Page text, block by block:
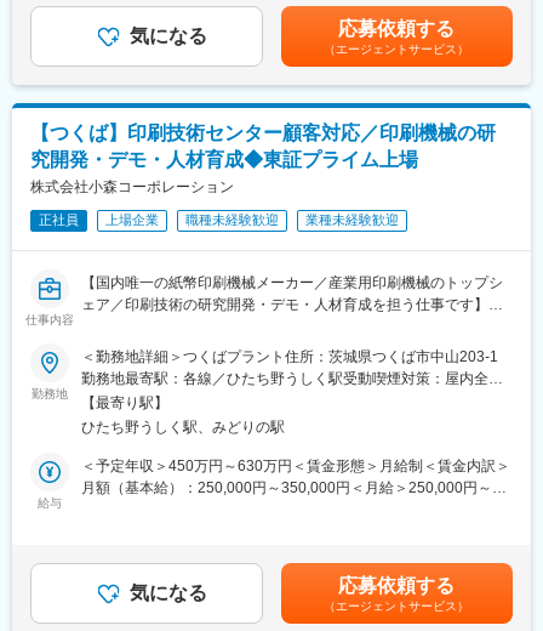
機械の稼働停止原因の見極め
・PLCモニター
■組織：
配属予定部署は証印サービス部 証印サービス課で、計10名が在籍
しています。
■働き方・環境：
・残業平均10～30時間（全社平均値）
・お客様対応のため、休日出勤や最大3週間程度の海外出張が発生
する可能性があります。
・ご入社後は、OJT研修を中心に実務経験を積んでいただきま
す。将来的には証券印刷機械の電気系責任者候補としてご活躍い
ただけるよう育成を予定しています。
・KOMORIは産業用印刷機械メーカーとして、書籍・広告・パッ
ケージなど身の回りのさまざまな印刷物を生み出しています。ま
・近年のキャッシュレス化やペーパーレス化といった社会的背景
を受け、デジタル印刷（DPS）事業およびPE（プリンテッド・エ
レクトロニクス）事業に注力しています。短納期・小ロットなど
目安の金額であり、選考を通じて上下する可能性があります。月
給(月額)は固定手当を含めた表記です。
気になる 応募依頼する
（エージェントサービス）
【つくば】印刷技術センター顧客対応／印刷機械の研
究開発・デモ・人材育成◆東証プライム上場
株式会社小森コーポレーション
正社員 上場企業 職種未経験歓迎 業種未経験歓迎
仕事内容
【国内唯一の紙幣印刷機械メーカー／産業用印刷機械のトップシ
ェア／印刷技術の研究開発・デモ・人材育成を担う仕事です】
■業務概要
当社の印刷技術センター（KGC）にて、印刷技術の研究開発、顧
客向けデモンストレーション、印刷オペレーターの人材育成を担
当いただきます。業界トップクラスの技術を扱う中核機関で、業
界全体の技術発展や顧客満足度向上に貢献する業務です。
■業務詳細
・印刷機械のデモンストレーション：最新設備を活用し、商談や
展示会での実演を通じて製品やサービスの魅力を発信、販売促進
勤務地
＜勤務地詳細＞つくばプラント住所：茨城県つくば市中山203-1
勤務地最寄駅：各線／ひたち野うしく駅受動喫煙対策：屋内全面
禁煙
【最寄り駅】
ひたち野うしく駅、みどりの駅
給与
＜予定年収＞450万円～630万円＜賃金形態＞月給制＜賃金内訳＞
月額（基本給）：250,000円～350,000円＜月給＞250,000円～
あります。月給(月額)は固定手当を含めた表記です。
気になる 応募依頼する
（エージェントサービス）